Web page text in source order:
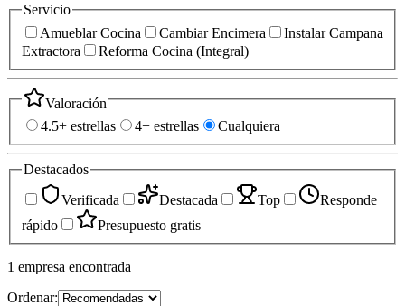
Servicio
Amueblar Cocina
Cambiar Encimera
Instalar Campana
Extractora
Reforma Cocina (Integral)
Valoración
4.5+ estrellas
4+ estrellas Cualquiera
Destacados
Verificada
Destacada Top
Responde
rápido
Presupuesto gratis
1 empresa encontrada
Ordenar: